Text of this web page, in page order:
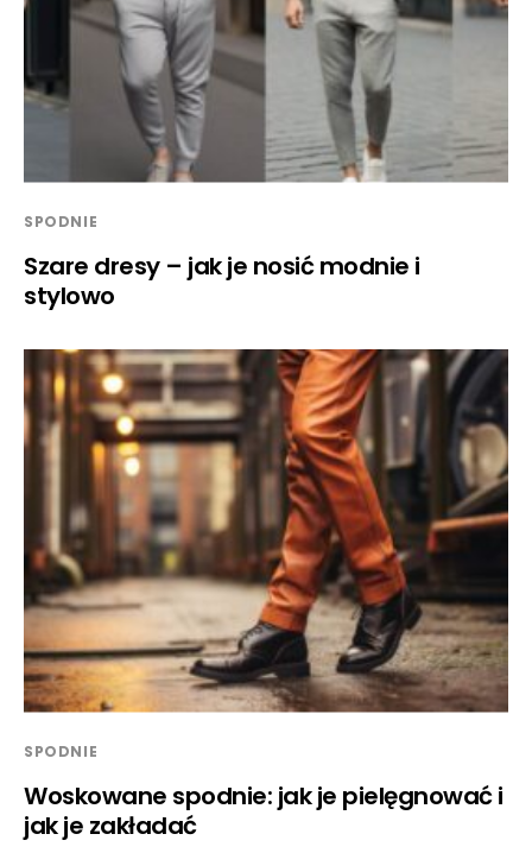
SPODNIE
Szare dresy – jak je nosić modnie i
stylowo
SPODNIE
Woskowane spodnie: jak je pielęgnować i
jak je zakładać